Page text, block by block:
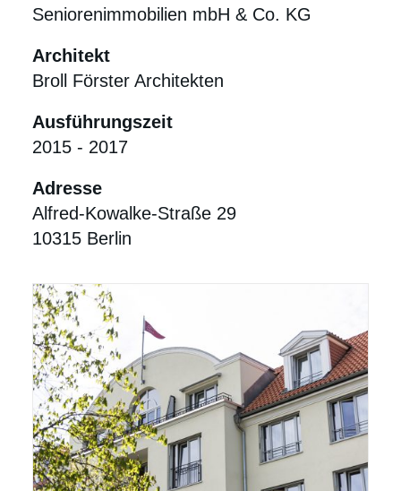
Seniorenimmobilien mbH & Co. KG
Architekt
Broll Förster Architekten
Ausführungszeit
2015 - 2017
Adresse
Alfred-Kowalke-Straße 29
10315 Berlin